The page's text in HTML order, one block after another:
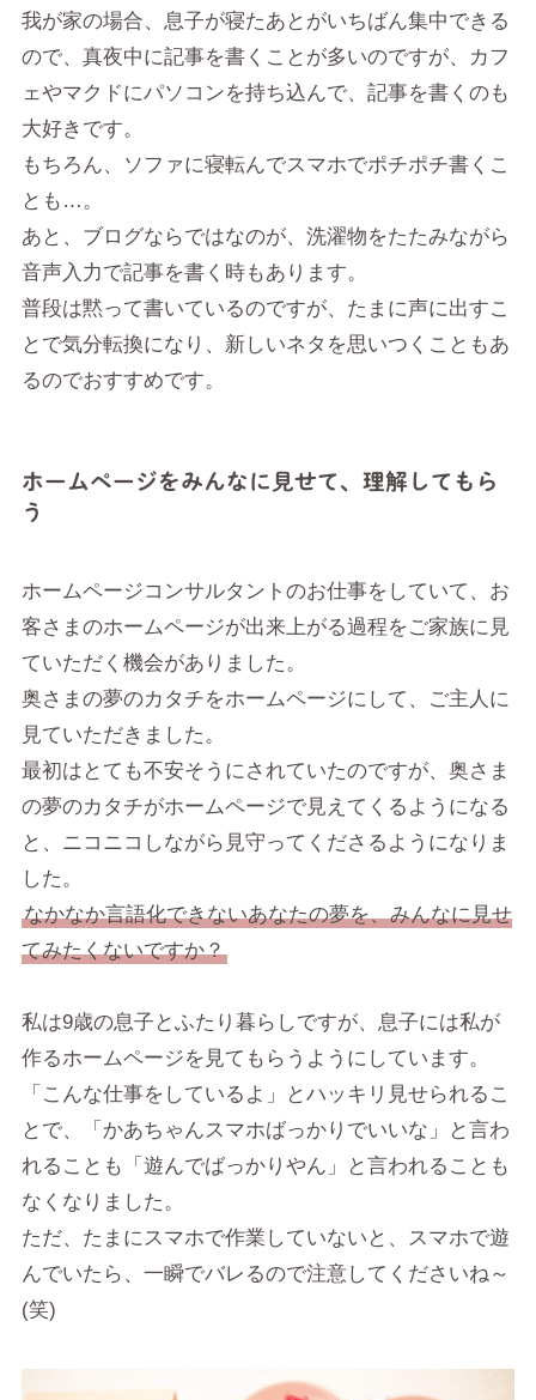
我が家の場合、息子が寝たあとがいちばん集中できる
ので、真夜中に記事を書くことが多いのですが、カフ
ェやマクドにパソコンを持ち込んで、記事を書くのも
大好きです。
もちろん、ソファに寝転んでスマホでポチポチ書くこ
とも…。
あと、ブログならではなのが、洗濯物をたたみながら
音声入力で記事を書く時もあります。
普段は黙って書いているのですが、たまに声に出すこ
とで気分転換になり、新しいネタを思いつくこともあ
るのでおすすめです。
ホームページをみんなに見せて、理解してもら
う
ホームページコンサルタントのお仕事をしていて、お
客さまのホームページが出来上がる過程をご家族に見
ていただく機会がありました。
奥さまの夢のカタチをホームページにして、ご主人に
見ていただきました。
最初はとても不安そうにされていたのですが、奥さま
の夢のカタチがホームページで見えてくるようになる
と、ニコニコしながら見守ってくださるようになりま
した。
なかなか言語化できないあなたの夢を、みんなに見せ
てみたくないですか？
私は9歳の息子とふたり暮らしですが、息子には私が
作るホームページを見てもらうようにしています。
「こんな仕事をしているよ」とハッキリ見せられるこ
とで、「かあちゃんスマホばっかりでいいな」と言わ
れることも「遊んでばっかりやん」と言われることも
なくなりました。
ただ、たまにスマホで作業していないと、スマホで遊
んでいたら、一瞬でバレるので注意してくださいね～
(笑)